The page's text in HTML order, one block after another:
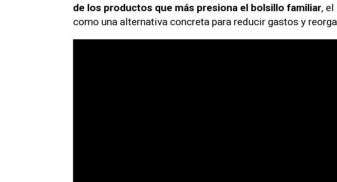
de los productos que más presiona el bolsillo familiar,
como una alternativa concreta para reducir gastos y